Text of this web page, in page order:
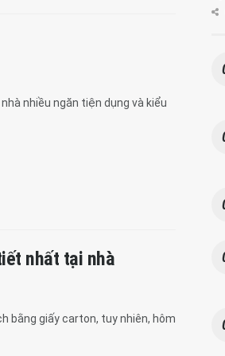
nhiều ngăn tiện dụng và kiểu
nhất tại nhà
bằng giấy carton, tuy nhiên, hôm